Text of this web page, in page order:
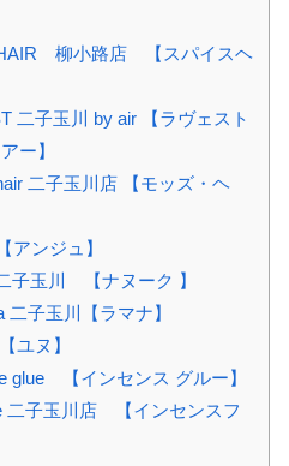
柳小路店 【スパイスヘ
二子玉川 by air 【ラヴェスト
ー】
二子玉川店 【モッズ・ヘ
ンジュ】
子玉川 【ナヌーク 】
子玉川【ラマナ】
ユヌ】
glue 【インセンス グルー】
二子玉川店 【インセンスフ